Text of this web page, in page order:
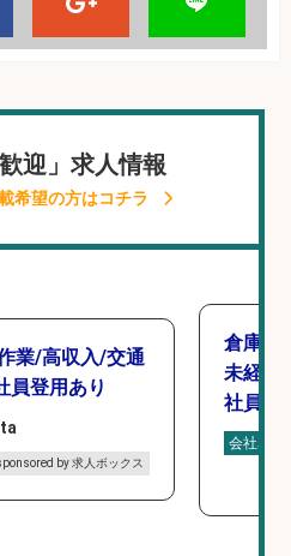
迎」求人情報
希望の方はコチラ
業/高収入/交通
員登用あり
by 求人ボックス
倉庫で
未経験
社員登
会社名